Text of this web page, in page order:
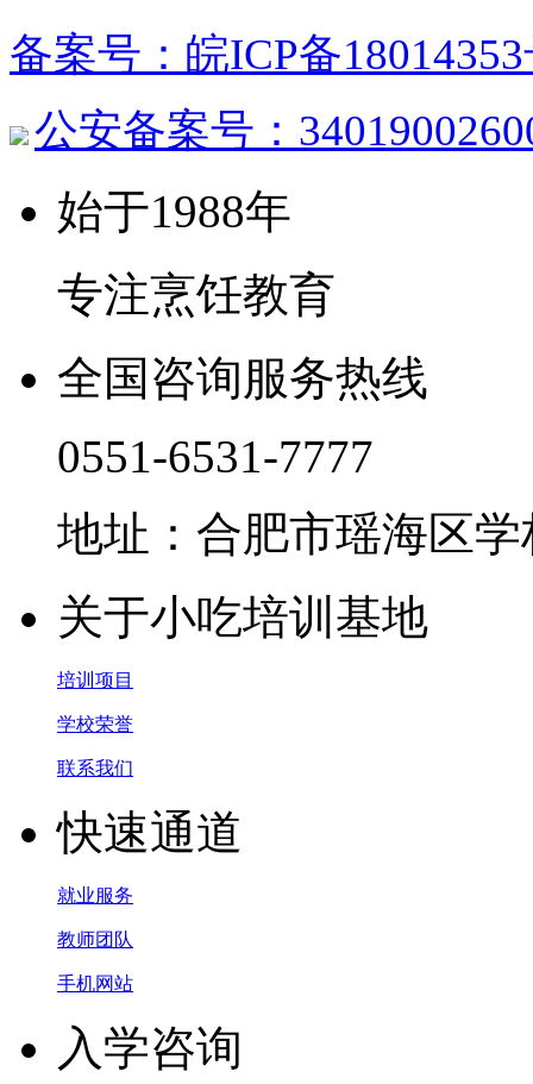
备案号：皖ICP备
公安备案号：
始于1988年
专注烹饪教育
全国咨询服务热线
0551-6531-7777
地址：合肥市瑶海区学
关于小吃培训基地
培训项目
学校荣誉
联系我们
快速通道
就业服务
教师团队
手机网站
入学咨询